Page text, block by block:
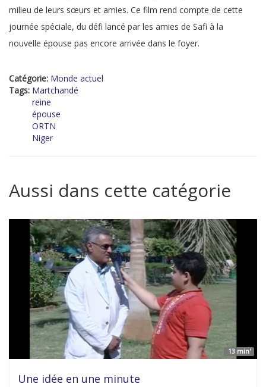
milieu de leurs sœurs et amies. Ce film rend compte de cette
journée spéciale, du défi lancé par les amies de Safi à la
nouvelle épouse pas encore arrivée dans le foyer.
Catégorie: Monde actuel
Tags: Martchandé
reine
épouse
ORTN
Niger
Aussi dans cette catégorie
13 min'
Une idée en une minute